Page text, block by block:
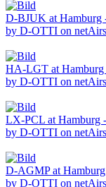
D-BJUK at Hamburg
by D-OTTI on
HA-LGT at Hamburg
by D-OTTI on
LX-PCL at Hamburg
by D-OTTI on
D-AGMP at
by D-OTTI on